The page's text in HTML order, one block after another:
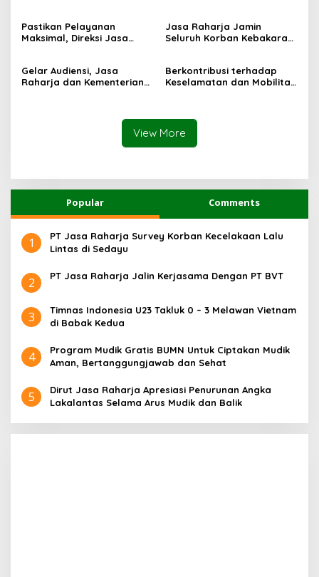
PHC Surabaya
Pastikan Pelayanan
Maksimal, Direksi Jasa
Sentosa II
Jasa Raharja Jamin
Seluruh Korban Kebakaran
Gelar Audiensi, Jasa
Raharja dan Kementerian
Berkontribusi terhadap
Keselamatan dan Mobilitas
Awards 2026
View More
Popular Comments
1
PT Jasa Raharja Survey Korban Kecelakaan Lalu
Lintas di Sedayu
2 PT Jasa Raharja Jalin Kerjasama Dengan PT BVT
3
Timnas Indonesia U23 Takluk 0 – 3 Melawan Vietnam
di Babak Kedua
4
Program Mudik Gratis BUMN Untuk Ciptakan Mudik
Aman, Bertanggungjawab dan Sehat
5
Dirut Jasa Raharja Apresiasi Penurunan Angka
Lakalantas Selama Arus Mudik dan Balik